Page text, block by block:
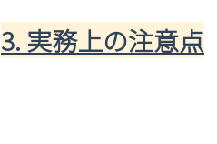
3. 実務上の注意点